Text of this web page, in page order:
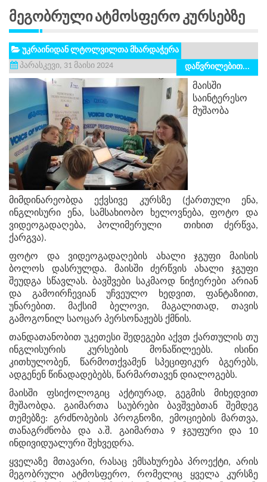
Მეგობრული Ატმოსფერო Კურსებზე
უკრაინიდან ლტოლვილთა მხარდაჭერა
პარასკევი, 31 მაისი 2024
დაწვრილებით...
მაისში
საინტერესო
მუშაობა
მიმდინარეობდა ექვსივე კურსზე (ქართული ენა,
ინგლისური ენა, სამსახიობო ხელოვნება, ფოტო და
ვიდეოგადაღება, პოლიმერული თიხით ძერწვა,
ქარგვა).
ფოტო და ვიდეოგადაღების ახალი ჯგუფი მაისის
ბოლოს დასრულდა. მაისში ძერწვის ახალი ჯგუფი
შეუდგა სწავლას. ბავშვები საკმაოდ ნიჭიერები არიან
და გამოირჩევიან უჩვეულო ხედვით, ფანტაზიით,
უნარებით. მაქსიმ ბელოვი, მაგალითად, თავის
გამოგონილ საოცარ პერსონაჟებს ქმნის.
თანდათანობით უკეთესი შედეგები აქვთ ქართულის თუ
ინგლისურის კურსების მონაწილეებს. ისინი
კითხულობენ, წარმოთქვამენ სპეციფიკურ ბგერებს,
ადგენენ წინადადებებს, წარმართავენ დიალოგებს.
მაისში ფსიქოლოგიც აქტიურად, გეგმის მიხედვით
მუშაობდა. გაიმართა საუბრები ბავშვებთან შემდეგ
თემებზე: გრძნობების პროგნოზი, ემოციების მართვა,
თანაგრძნობა და ა.შ. გაიმართა 9 ჯგუფური და 10
ინდივიდუალური შეხვედრა.
ყველაზე მთავარი, რასაც ემსახურება პროექტი, არის
მეგობრული ატმოსფერო, რომელიც ყველა კურსზე